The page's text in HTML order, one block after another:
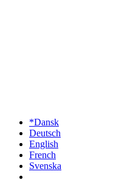
*Dansk
Deutsch
English
French
Svenska